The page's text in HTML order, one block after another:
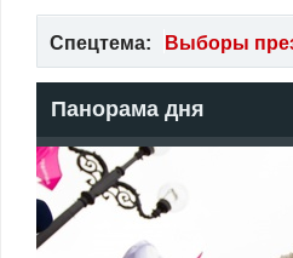
Спецтема: Выборы
Панорама дня